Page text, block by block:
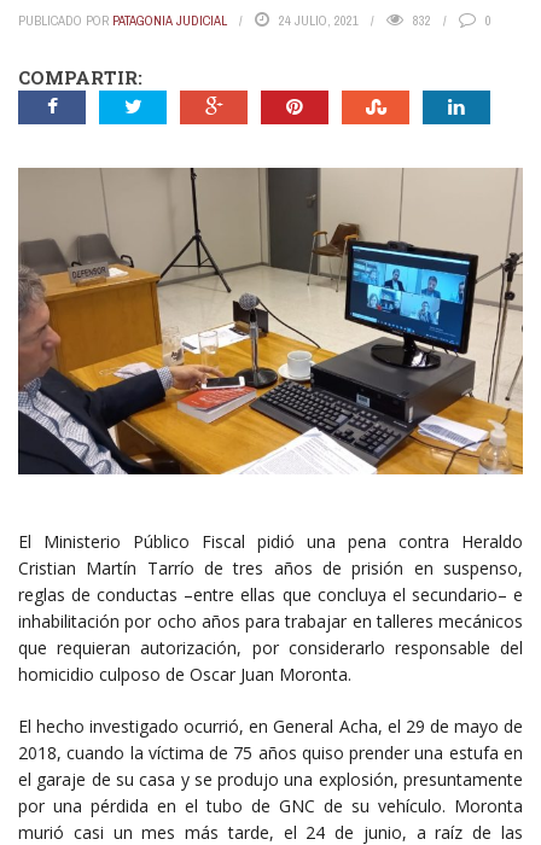
PUBLICADO POR PATAGONIA JUDICIAL 24 JULIO, 2021 832 0
COMPARTIR:
El Ministerio Público Fiscal pidió una pena contra Heraldo
Cristian Martín Tarrío de tres años de prisión en suspenso,
reglas de conductas –entre ellas que concluya el secundario– e
inhabilitación por ocho años para trabajar en talleres mecánicos
que requieran autorización, por considerarlo responsable del
homicidio culposo de Oscar Juan Moronta.
El hecho investigado ocurrió, en General Acha, el 29 de mayo de
2018, cuando la víctima de 75 años quiso prender una estufa en
el garaje de su casa y se produjo una explosión, presuntamente
por una pérdida en el tubo de GNC de su vehículo. Moronta
murió casi un mes más tarde, el 24 de junio, a raíz de las